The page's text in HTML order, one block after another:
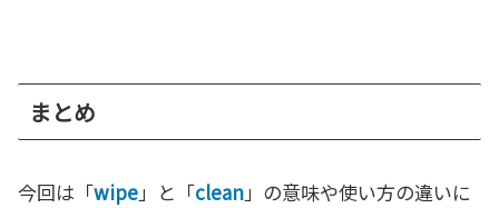
まとめ
今回は「wipe」と「clean」の意味や使い方の違いに